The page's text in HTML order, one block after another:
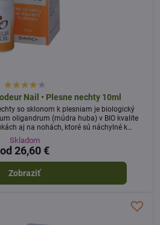
Nail • Plesne nechty 10ml
so sklonom k plesniam je biologický
oligandrum (múdra huba) v BIO kvalite
aj na nohách, ktoré sú náchylné k
a na problematické nechty.
Skladom
od 26,60 €
Zobraziť